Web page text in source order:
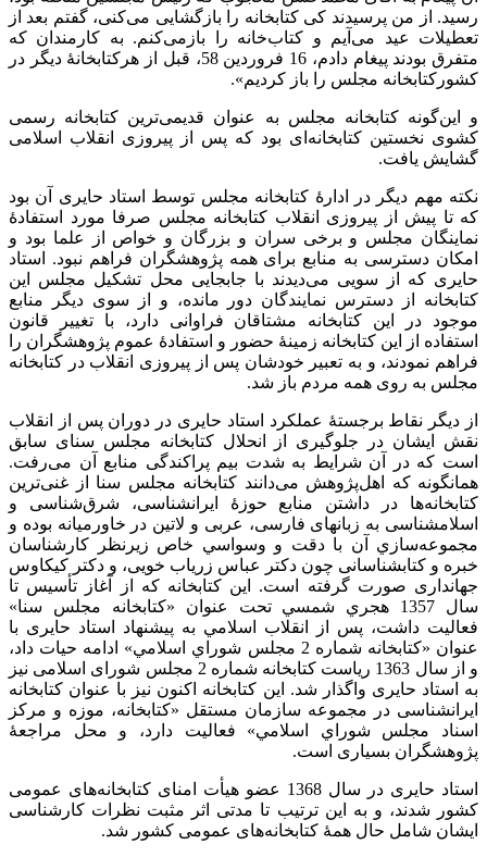
رسید. از من پرسیدند کی کتابخانه را بازگشایی می‌کنی، گفتم بعد از
تعطیلات عید می‌آیم و کتاب‌خانه را بازمی‌کنم. به کارمندان که
متفرق بودند پیغام دادم، 16 فروردین 58، قبل از هرکتابخانۀ دیگر در
کشورکتابخانه مجلس را باز کردیم».
و این‌گونه کتابخانه مجلس به عنوان قدیمی‌ترین کتابخانه رسمی
کشوی نخستین کتابخانه‌‌ای بود که پس از پیروزی انقلاب اسلامی
گشایش یافت.
نکته مهم دیگر در ادارۀ کتابخانه مجلس توسط استاد حایری آن بود
که تا پیش از پیروزی انقلاب کتابخانه مجلس صرفا مورد استفادۀ
نماینگان مجلس و برخی سران و بزرگان و خواص از علما بود و
امکان دسترسی به منابع برای همه پژوهشگران فراهم نبود. استاد
حایری که از سویی می‌دیدند با جابجایی محل تشکیل مجلس این
کتابخانه از دسترس نمایندگان دور مانده، و از سوی دیگر منابع
موجود در این کتابخانه مشتاقان فراوانی دارد، با تغییر قانون
استفاده از این کتابخانه زمینۀ حضور و استفادۀ عموم پژوهشگران را
فراهم نمودند، و به تعبیر خودشان پس از پیروزی انقلاب در کتابخانه
مجلس به روی همه مردم باز شد.
از دیگر نقاط برجستۀ عملکرد استاد حایری در دوران پس از انقلاب
نقش ایشان در جلوگیری از انحلال کتابخانه مجلس سنای سابق
است که در آن شرایط به شدت بیم پراکندگی منابع آن می‌رفت.
همانگونه که اهل‌پژوهش می‌دانند کتابخانه مجلس سنا از غنی‌ترین
کتابخانه‌ها در داشتن منابع حوزۀ ایرانشناسی، شرق‌شناسی و
اسلامشناسی به زبانهای فارسی، عربی و لاتین در خاورمیانه بوده و
مجموعه‌سازي آن با دقت و وسواسي خاص زيرنظر كارشناسان
خبره و كتابشناسانی چون دکتر عباس زریاب خویی، و دکتر کیکاوس
جهانداری صورت گرفته است. اين كتابخانه که از آغاز تأسيس تا
سال 1357 هجري شمسي تحت عنوان «كتابخانه مجلس سنا»
فعاليت داشت، پس از انقلاب اسلامي به پیشنهاد استاد حایری با
عنوان «كتابخانه شماره 2 مجلس شوراي اسلامي» ادامه حيات داد،
و از سال 1363 ریاست کتابخانه شماره 2 مجلس شورای اسلامی نیز
به استاد حایری واگذار شد. این کتابخانه اكنون نیز با عنوان کتابخانه
ایرانشناسی در مجموعه سازمان مستقل «كتابخانه، موزه و مركز
اسناد مجلس شوراي اسلامي» فعاليت دارد، و محل مراجعۀ
پژوهشگران بسیاری است.
استاد حایری در سال 1368 عضو هیأت امنای کتابخانه‌های عمومی
کشور شدند، و به این ترتیب تا مدتی اثر مثبت نظرات کارشناسی
ایشان شامل حال همۀ کتابخانه‌های عمومی کشور شد.